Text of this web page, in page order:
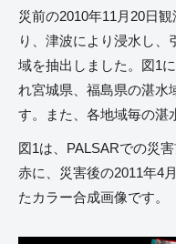
災前の2010年11月20日
り、津波により浸水し
域を抽出しました。図1
れ宮城県、福島県の湛水
す。また、各地域毎の湛
図1は、PALSARでの災
赤に、災害後の2011年4
たカラー合成画像です。